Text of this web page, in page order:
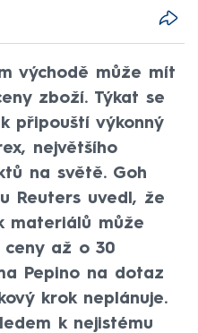
východě může mít
zboží. Týkat se
připouští výkonný
největšího
na světě. Goh
Reuters uvedl, že
materiálů může
ceny až o 30
Pepino na dotaz
krok neplánuje.
k nejistému